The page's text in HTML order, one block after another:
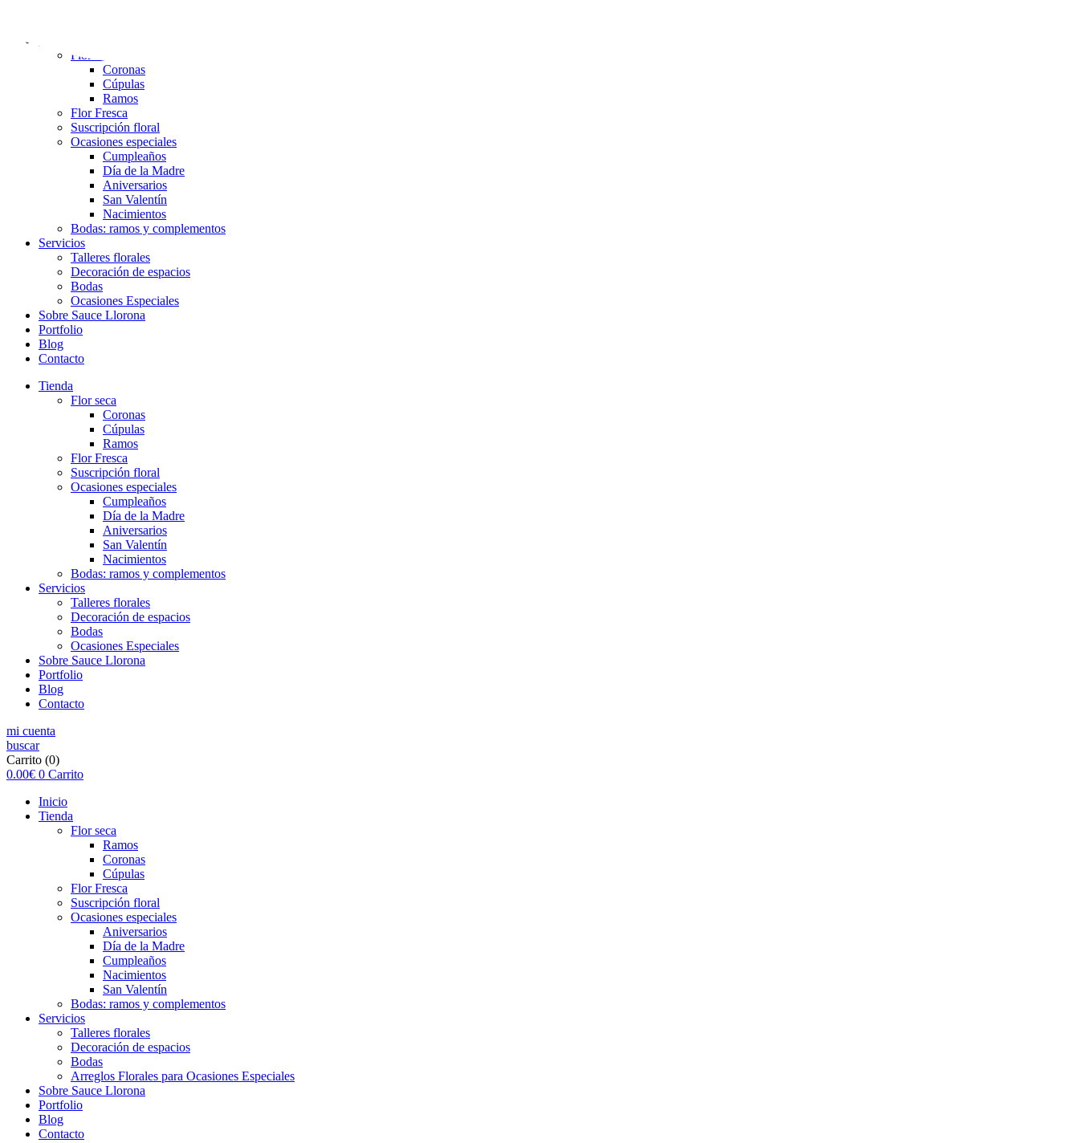
Flor seca
Coronas
Cúpulas
Ramos
Flor Fresca
Suscripción floral
Ocasiones especiales
Cumpleaños
Día de la Madre
Aniversarios
San Valentín
Nacimientos
Bodas: ramos y complementos
Servicios
Talleres florales
Decoración de espacios
Bodas
Ocasiones Especiales
Sobre Sauce Llorona
Portfolio
Blog
Contacto
Tienda
Flor seca
Coronas
Cúpulas
Ramos
Flor Fresca
Suscripción floral
Ocasiones especiales
Cumpleaños
Día de la Madre
Aniversarios
San Valentín
Nacimientos
Bodas: ramos y complementos
Servicios
Talleres florales
Decoración de espacios
Bodas
Ocasiones Especiales
Sobre Sauce Llorona
Portfolio
Blog
Contacto
mi cuenta
buscar
Carrito (0)
0.00€ 0 Carrito
Inicio
Tienda
Flor seca
Ramos
Coronas
Cúpulas
Flor Fresca
Suscripción floral
Ocasiones especiales
Aniversarios
Día de la Madre
Cumpleaños
Nacimientos
San Valentín
Bodas: ramos y complementos
Servicios
Talleres florales
Decoración de espacios
Bodas
Arreglos Florales para Ocasiones Especiales
Sobre Sauce Llorona
Portfolio
Blog
Contacto